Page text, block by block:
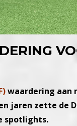
waardering aan
jaren zette de
spotlights.